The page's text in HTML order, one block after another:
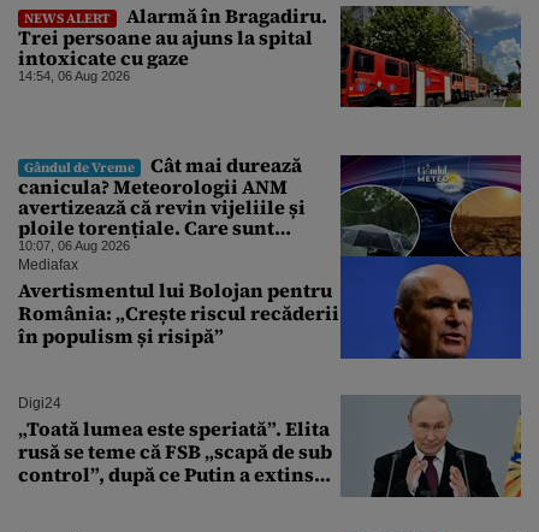
NEWS ALERT
Alarmă în Bragadiru.
Trei persoane au ajuns la spital
intoxicate cu gaze
14:54, 06 Aug 2026
Gândul de Vreme
Cât mai durează
canicula? Meteorologii ANM
avertizează că revin vijeliile și
ploile torențiale. Care sunt
zonele vizate, începând chiar de
azi
10:07, 06 Aug 2026
Mediafax
Avertismentul lui Bolojan pentru
România: „Crește riscul recăderii
în populism și risipă”
Digi24
„Toată lumea este speriată”. Elita
rusă se teme că FSB „scapă de sub
control”, după ce Putin a extins